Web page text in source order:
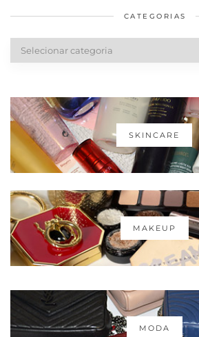
CATEGORIAS
Categorias
SKINCARE
MAKEUP
MODA